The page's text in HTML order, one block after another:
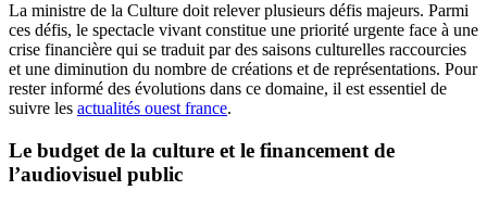
La ministre de la Culture doit relever plusieurs défis majeurs. Parmi
ces défis, le spectacle vivant constitue une priorité urgente face à une
crise financière qui se traduit par des saisons culturelles raccourcies
et une diminution du nombre de créations et de représentations. Pour
rester informé des évolutions dans ce domaine, il est essentiel de
suivre les actualités ouest france.
Le budget de la culture et le financement de
l’audiovisuel public